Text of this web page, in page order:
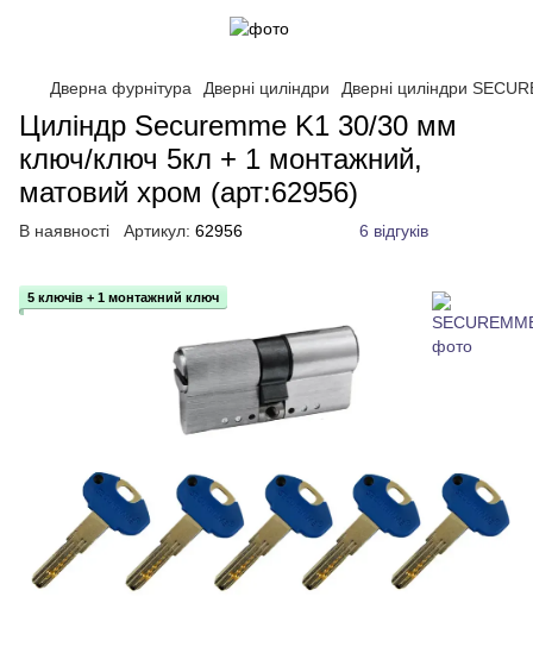
Дверна фурнітура Дверні циліндри Дверні циліндри
Циліндр Securemme K1 30/30 мм
ключ/ключ 5кл + 1 монтажний,
матовий хром (арт:62956)
В наявності Артикул: 62956 6 відгуків
5 ключів + 1 монтажний ключ